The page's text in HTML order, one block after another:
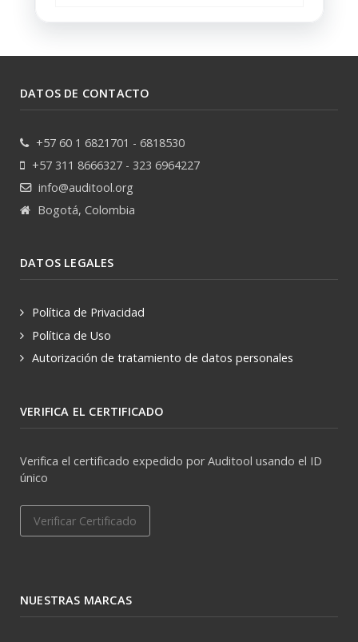
DATOS DE CONTACTO
+57 60 1 6821701 - 6818530
+57 311 8666327 - 323 6964227
info@auditool.org
Bogotá, Colombia
DATOS LEGALES
Política de Privacidad
Política de Uso
Autorización de tratamiento de datos personales
VERIFICA EL CERTIFICADO
Verifica el certificado expedido por Auditool usando el ID
único
Verificar Certificado
NUESTRAS MARCAS